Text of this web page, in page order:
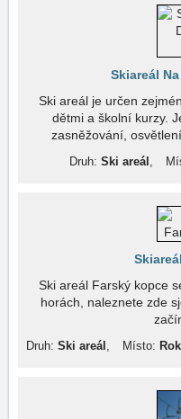
Skiareál
Ski areál je určen
dětmi a školní kurzy.
zasněžování,
Druh: Ski areál ,
Ski areál Farský kopce
horách, naleznete zde
Druh: Ski areál , Místo: